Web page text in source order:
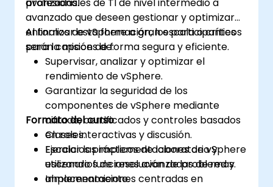
avanzado que deseen gestionar y optimizar
entornos de vSphere a gran escala o críticos
para la misión de forma segura y eficiente.
Al finalizar esta formación, los participantes
serán capaces de:
Supervisar, analizar y optimizar el
rendimiento de vSphere.
Garantizar la seguridad de los
componentes de vSphere mediante
cifrado, certificados y controles basados
en roles.
Escalar las implementaciones de vSphere
utilizando funciones avanzadas de red y
almacenamiento.
Formato del curso
Clases interactivas y discusión.
Ejercicios prácticos de laboratorio y
escenarios de resolución de problemas.
Implementaciones centradas en